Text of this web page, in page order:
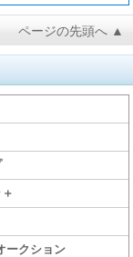
ページの先頭へ ▲
ークション